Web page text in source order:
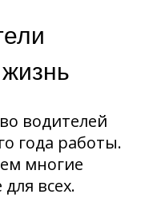
водителей
года работы.
многие
всех.